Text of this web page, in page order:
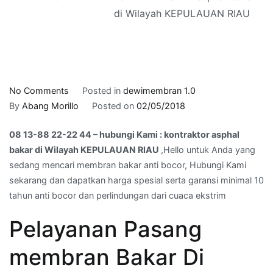
di Wilayah KEPULAUAN RIAU
No Comments
08
88
22-
22
44
–
Kami
kontraktor
Posted in dewimembran 1.0
By Abang Morillo Posted on 02/05/2018
08 13-88 22-22 44 – hubungi Kami : kontraktor asphal
bakar di Wilayah KEPULAUAN RIAU ,Hello untuk Anda yang
sedang mencari membran bakar anti bocor, Hubungi Kami
sekarang dan dapatkan harga spesial serta garansi minimal 10
tahun anti bocor dan perlindungan dari cuaca ekstrim
Pelayanan Pasang
membran Bakar Di